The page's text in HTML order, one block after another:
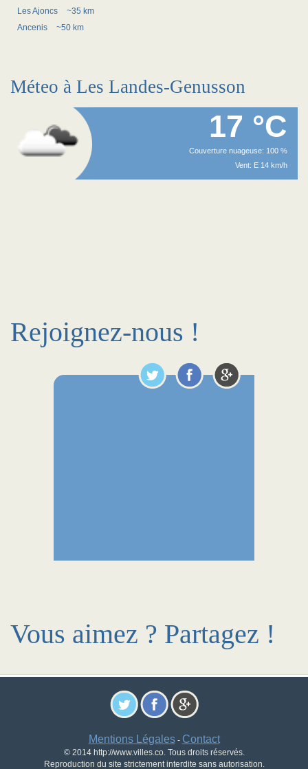
Les Ajoncs
~35 km
Ancenis
~50 km
Méteo à Les Landes-Genusson
17 °C
Couverture nuageuse: 100 %
Vent: E 14 km/h
Rejoignez-nous !
Vous aimez ? Partagez !
Mentions Légales- Contact
© 2014 http://www.villes.co. Tous droits réservés.
Reproduction du site strictement interdite sans autorisation.